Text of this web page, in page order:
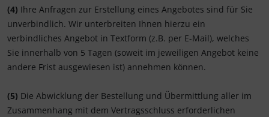
(4) Ihre Anfragen zur Erstellung eines Angebotes sind für Sie
unverbindlich. Wir unterbreiten Ihnen hierzu ein
verbindliches Angebot in Textform (z.B. per E-Mail), welches
Sie innerhalb von 5 Tagen (soweit im jeweiligen Angebot keine
andere Frist ausgewiesen ist) annehmen können.
(5) Die Abwicklung der Bestellung und Übermittlung aller im
Zusammenhang mit dem Vertragsschluss erforderlichen